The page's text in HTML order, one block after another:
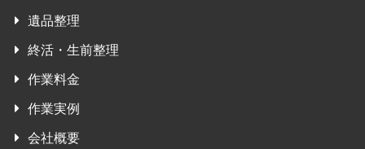
遺品整理
終活・生前整理
作業料金
作業実例
会社概要